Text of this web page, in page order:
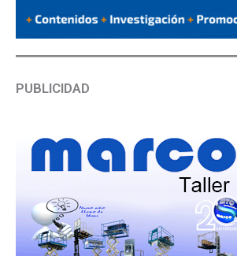
PUBLICIDAD